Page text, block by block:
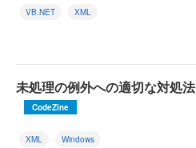
VB.NET XML
未処理の例外への適切な対処法
CodeZine
XML Windows